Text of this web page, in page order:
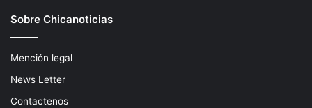
Sobre Chicanoticias
Mención legal
News Letter
Contactenos